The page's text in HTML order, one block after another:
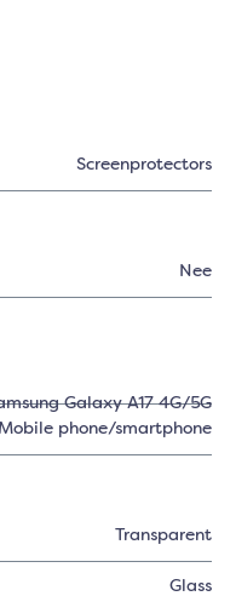
Screenprotectors
Nee
Galaxy A17 4G/5G
Mobile phone/smartphone
Transparent
Glass